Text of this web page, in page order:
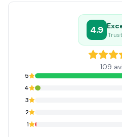
4.9
109
5
4
3
2
1